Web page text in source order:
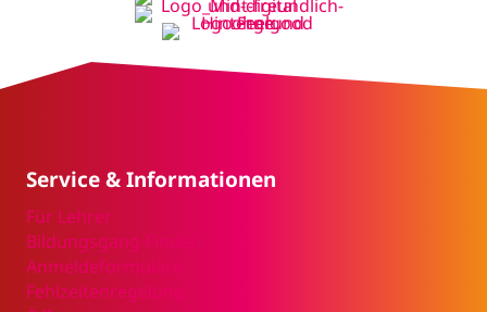
Service & Informationen
Für Lehrer
Bildungsgang-Finder
Anmeldeformulare
Fehlzeitenregelung